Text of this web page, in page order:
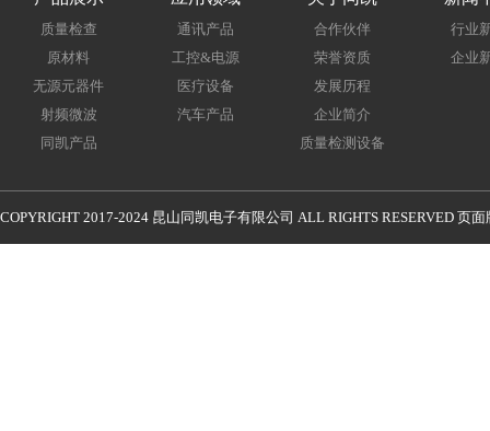
质量检查
原材料
无源元器件
射频微波
同凯产品
通讯产品
工控&电源
医疗设备
汽车产品
合作伙伴
荣誉资质
发展历程
企业简介
质量检测设备
行业
企业
COPYRIGHT 2017-2024 昆山同凯电子有限公司 ALL RIGHTS RESERVED 页